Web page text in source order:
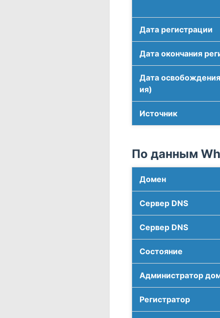
Дата регистрации
Дата окончания
Дата
ия)
Источник
По данным
Домен
Сервер DNS
Сервер DNS
Соcтояние
Администратор
Регистратор